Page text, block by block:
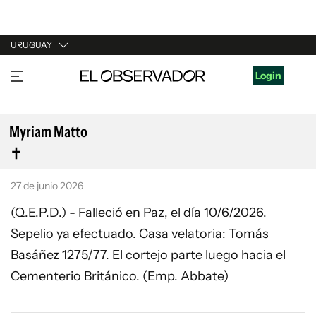
URUGUAY
URUGUAY
ARGENTINA
ESPAÑA
ESTADOS UNIDOS
Login
Myriam Matto
27 de junio 2026
(Q.E.P.D.) - Falleció en Paz, el día 10/6/2026.
Sepelio ya efectuado. Casa velatoria: Tomás
Basáñez 1275/77. El cortejo parte luego hacia el
Cementerio Británico. (Emp. Abbate)